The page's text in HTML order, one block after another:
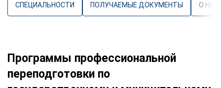
СПЕЦИАЛЬНОСТИ ПОЛУЧАЕМЫЕ ДОКУМЕНТЫ О
Программы профессиональной
переподготовки по